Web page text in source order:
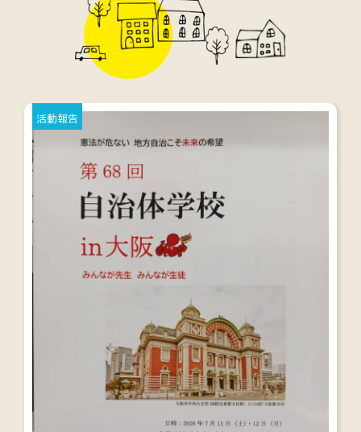
活動報告